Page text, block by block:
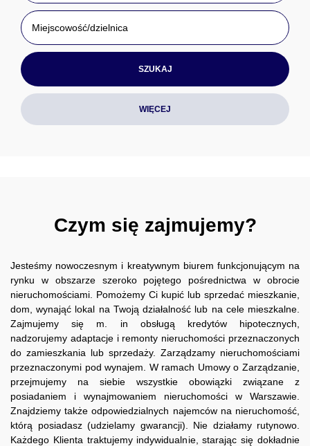
WIĘCEJ
Czym się zajmujemy?
Jesteśmy nowoczesnym i kreatywnym biurem funkcjonującym na
rynku w obszarze szeroko pojętego pośrednictwa w obrocie
nieruchomościami. Pomożemy Ci kupić lub sprzedać mieszkanie,
dom, wynająć lokal na Twoją działalność lub na cele mieszkalne.
Zajmujemy się m. in obsługą kredytów hipotecznych,
nadzorujemy adaptacje i remonty nieruchomości przeznaczonych
do zamieszkania lub sprzedaży. Zarządzamy nieruchomościami
przeznaczonymi pod wynajem. W ramach Umowy o Zarządzanie,
przejmujemy na siebie wszystkie obowiązki związane z
posiadaniem i wynajmowaniem nieruchomości w Warszawie.
Znajdziemy także odpowiedzialnych najemców na nieruchomość,
którą posiadasz (udzielamy gwarancji). Nie działamy rutynowo.
Każdego Klienta traktujemy indywidualnie, starając się dokładnie